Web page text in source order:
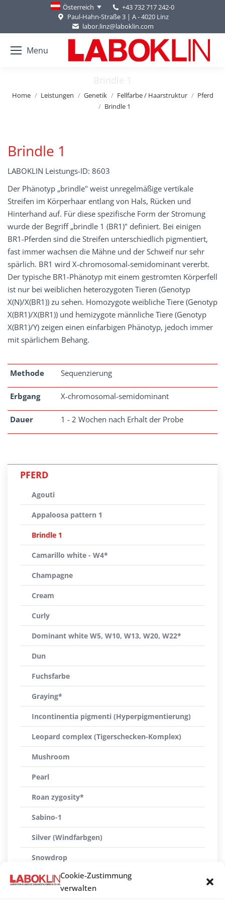
Cookie-Zustimmung
verwalten
Österreich
+43 732 717 242-0
Paul-Hahn-Straße 3 | A - 4020 Linz
labor.linz@laboklin.com
Menu
Brindle 1
You are here:
Home Leistungen Genetik Fellfarbe / Haarstruktur
Pferd
Brindle 1
Brindle 1
LABOKLIN Leistungs-ID: 8603
Der Phänotyp „brindle" weist unregelmäßige vertikale
Streifen im Körperhaar entlang von Hals, Rücken und
Hinterhand auf. Für diese spezifische Form der Stromung
wurde der Begriff „brindle 1 (BR1)" definiert. Bei einigen
BR1-Pferden sind die Streifen unterschiedlich pigmentiert,
fast immer wachsen die Mähne und der Schweif nur sehr
spärlich. BR1 wird X-chromosomal-semidominant vererbt.
Der typische BR1-Phänotyp mit einem gestromten Körperfell
ist nur bei weiblichen heterozygoten Tieren (Genotyp
X(N)/X(BR1)) zu sehen. Homozygote weibliche Tiere (Genotyp
X(BR1)/X(BR1)) und hemizygote männliche Tiere (Genotyp
X(BR1)/Y) zeigen einen einfarbigen Phänotyp, jedoch immer
mit spärlichem Behang.
Methode Sequenzierung
Erbgang X-chromosomal-semidominant
Dauer 1 - 2 Wochen nach Erhalt der Probe
PFERD
Agouti
Appaloosa pattern 1
Brindle 1
Camarillo white - W4*
Champagne
Cream
Curly
Dominant white W5, W10, W13, W20, W22*
Dun
Fuchsfarbe
Graying*
Incontinentia pigmenti (Hyperpigmentierung)
Leopard complex (Tigerschecken-Komplex)
Mushroom
Pearl
Roan zygosity*
Sabino-1
Silver (Windfarbgen)
Snowdrop
Splashed white (SW1-4)